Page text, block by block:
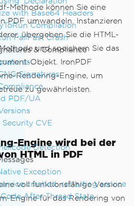
with Base64 Headers
Compilation
FailFast Crash
& Compliance
Signatures
PDF/UA
CVE
Detection
Exception
crashed, restarting service
After Thread State
Methode können Sie eine
PDF umwandeln. Instanzieren
übergeben Sie die HTML-
und speichern Sie das
Objekt. IronPDF
Rendering-Engine, um
zu gewährleisten.
Engine wird bei der
HTML in PDF
voll funktionsfähige Version
Engine für das Rendering von